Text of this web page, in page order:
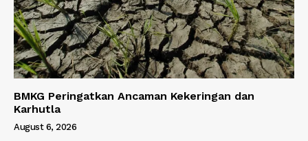
BMKG Peringatkan Ancaman Kekeringan dan
Karhutla
August 6, 2026